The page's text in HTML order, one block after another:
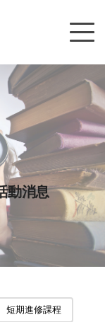
動消息
短期進修課程